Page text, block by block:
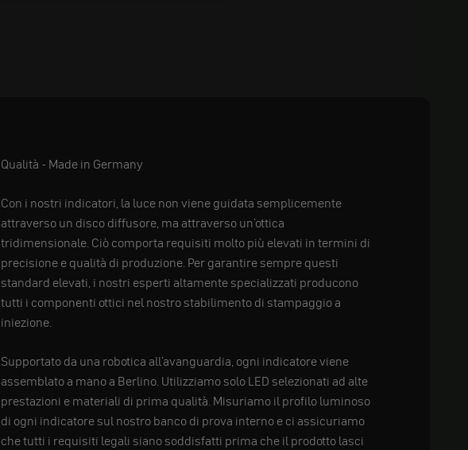
Qualità - Made in Germany
Con i nostri indicatori, la luce non viene guidata semplicemente
attraverso un disco diffusore, ma attraverso un'ottica
tridimensionale. Ciò comporta requisiti molto più elevati in termini di
precisione e qualità di produzione. Per garantire sempre questi
standard elevati, i nostri esperti altamente specializzati producono
tutti i componenti ottici nel nostro stabilimento di stampaggio a
iniezione.
Supportato da una robotica all'avanguardia, ogni indicatore viene
assemblato a mano a Berlino. Utilizziamo solo LED selezionati ad alte
prestazioni e materiali di prima qualità. Misuriamo il profilo luminoso
di ogni indicatore sul nostro banco di prova interno e ci assicuriamo
che tutti i requisiti legali siano soddisfatti prima che il prodotto lasci